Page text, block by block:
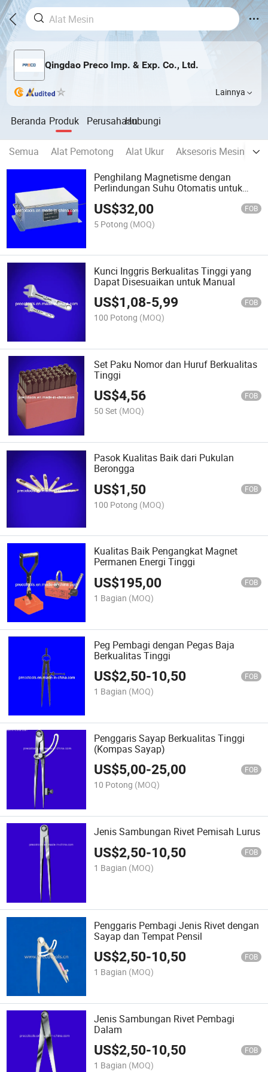
Qingdao Preco Imp. & Exp. Co., Ltd.
Lainnya
Beranda Produk PerusahaanHubungi
Semua Alat Pemotong Alat Ukur Aksesoris Mesin
Penghilang Magnetisme dengan
Perlindungan Suhu Otomatis untuk
US$32,00 FOB
5 Potong (MOQ)
Kunci Inggris Berkualitas Tinggi yang
Dapat Disesuaikan untuk Manual
US$1,08-5,99 FOB
100 Potong (MOQ)
Set Paku Nomor dan Huruf Berkualitas
Tinggi
US$4,56 FOB
50 Set (MOQ)
Pasok Kualitas Baik dari Pukulan
Berongga
US$1,50 FOB
100 Potong (MOQ)
Kualitas Baik Pengangkat Magnet
Permanen Energi Tinggi
US$195,00 FOB
1 Bagian (MOQ)
Peg Pembagi dengan Pegas Baja
Berkualitas Tinggi
US$2,50-10,50 FOB
1 Bagian (MOQ)
Penggaris Sayap Berkualitas Tinggi
(Kompas Sayap)
US$5,00-25,00 FOB
10 Potong (MOQ)
Jenis Sambungan Rivet Pemisah Lurus
US$2,50-10,50 FOB
1 Bagian (MOQ)
Penggaris Pembagi Jenis Rivet dengan
Sayap dan Tempat Pensil
US$2,50-10,50 FOB
1 Bagian (MOQ)
Jenis Sambungan Rivet Pembagi
Dalam
US$2,50-10,50 FOB
1 Bagian (MOQ)